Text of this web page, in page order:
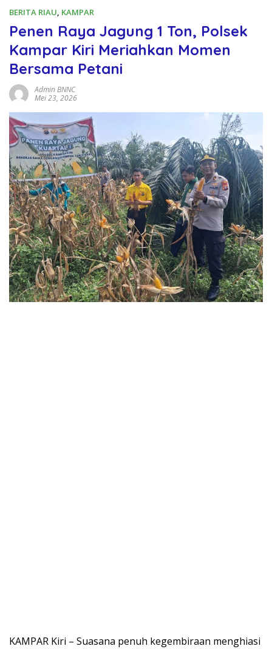
BERITA RIAU, KAMPAR
Penen Raya Jagung 1 Ton, Polsek
Kampar Kiri Meriahkan Momen
Bersama Petani
Admin BNNC
Mei 23, 2026
KAMPAR Kiri – Suasana penuh kegembiraan menghiasi